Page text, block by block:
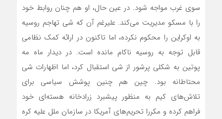
سوی غرب مواجه شود. در عین حال، او هم چنان روابط خود
را با مسکو مدیریت می‌کند. علیرغم آن که شی تهاجم روسیه
به اوکراین را محکوم نکرده، اما تاکنون در ارائه کمک نظامی
قابل توجه به روسیه ناکام مانده است. در دیدار ماه مه
پوتین به شکلی پرشور از شی استقبال کرد، اما اظهارات شی
محتاطانه بود. چین هم چنین پوشش سیاسی برای
تلاش‌های کیم به منظور پیشبرد زرادخانه هسته‌ای خود
فراهم کرده و مکررا تحریم‌های آمریکا در سازمان ملل علیه کره